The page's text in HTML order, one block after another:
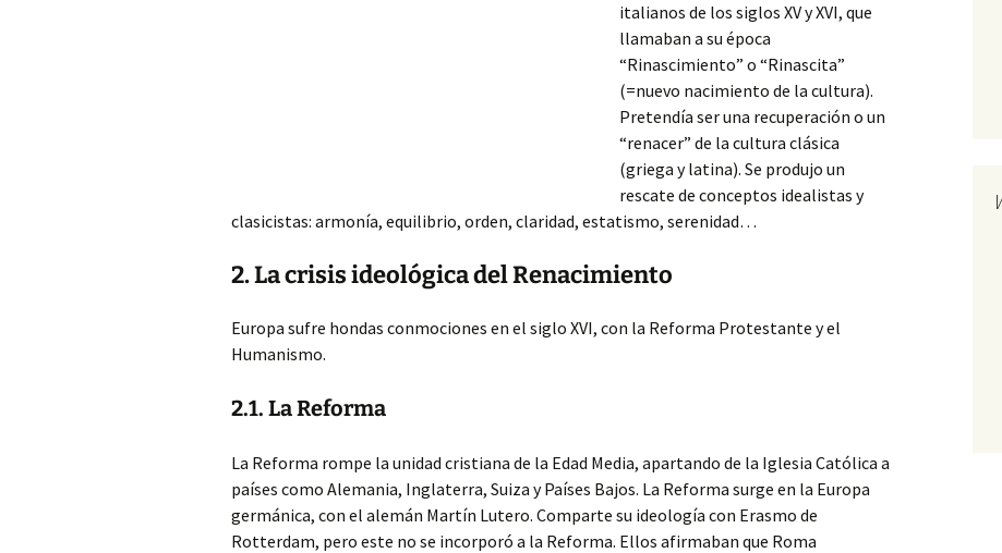
italianos de los siglos XV y XVI, que
llamaban a su época
“Rinascimiento” o “Rinascita”
(=nuevo nacimiento de la cultura).
Pretendía ser una recuperación o un
“renacer” de la cultura clásica
(griega y latina). Se produjo un
rescate de conceptos idealistas y
clasicistas: armonía, equilibrio, orden, claridad, estatismo, serenidad…
2. La crisis ideológica del Renacimiento
Europa sufre hondas conmociones en el siglo XVI, con la Reforma Protestante y el
Humanismo.
2.1. La Reforma
La Reforma rompe la unidad cristiana de la Edad Media, apartando de la Iglesia Católica a
países como Alemania, Inglaterra, Suiza y Países Bajos. La Reforma surge en la Europa
germánica, con el alemán Martín Lutero. Comparte su ideología con Erasmo de
Rotterdam, pero este no se incorporó a la Reforma. Ellos afirmaban que Roma